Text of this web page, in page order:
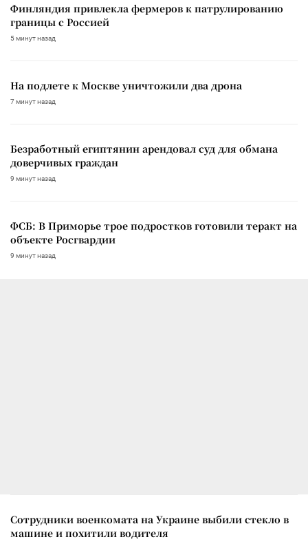
Финляндия привлекла фермеров к патрулированию
границы с Россией
5 минут назад
На подлете к Москве уничтожили два дрона
7 минут назад
Безработный египтянин арендовал суд для обмана
доверчивых граждан
9 минут назад
ФСБ: В Приморье трое подростков готовили теракт на
объекте Росгвардии
9 минут назад
Сотрудники военкомата на Украине выбили стекло в
машине и похитили водителя